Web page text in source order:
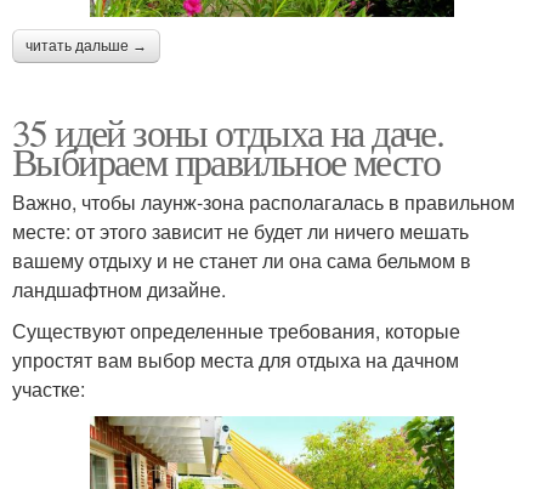
читать дальше →
35 идей зоны отдыха на даче.
Выбираем правильное место
Важно, чтобы лаунж-зона располагалась в правильном
месте: от этого зависит не будет ли ничего мешать
вашему отдыху и не станет ли она сама бельмом в
ландшафтном дизайне.
Существуют определенные требования, которые
упростят вам выбор места для отдыха на дачном
участке: